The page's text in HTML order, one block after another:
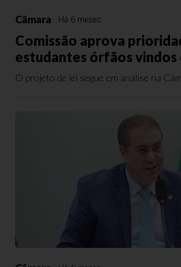
Câmara Há 6 meses
Comissão aprova
estudantes órfãos
O projeto de lei segue em análise na